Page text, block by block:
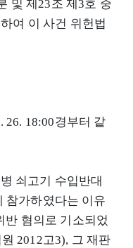
및 제23조 제3호 중
여 이 사건 위헌법
26. 18:00경부터 같
쇠고기 수입반대
참가하였다는 이유
반 혐의로 기소되었
2012고3), 그 재판